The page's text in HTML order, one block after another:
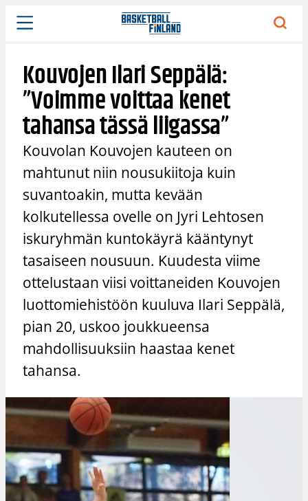
Siirry
sisältöön
Kouvojen Ilari Seppälä:
”Voimme voittaa kenet
tahansa tässä liigassa”
Kouvolan Kouvojen kauteen on
mahtunut niin nousukiitoja kuin
suvantoakin, mutta kevään
kolkutellessa ovelle on Jyri Lehtosen
iskuryhmän kuntokäyrä kääntynyt
tasaiseen nousuun. Kuudesta viime
ottelustaan viisi voittaneiden Kouvojen
luottomiehistöön kuuluva Ilari Seppälä,
pian 20, uskoo joukkueensa
mahdollisuuksiin haastaa kenet
tahansa.